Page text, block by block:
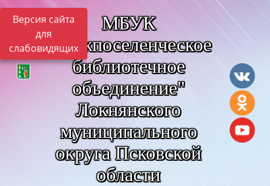
Версия сайта
для
слабовидящих
МБУК
"Межпоселенческое
библиотечное
объединение"
Локнянского
муниципального
округа Псковской
области